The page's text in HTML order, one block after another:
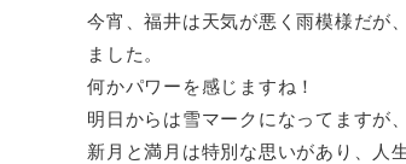
今宵、福井は天気が悪く雨模様だが
ました。
何かパワーを感じますね！
明日からは雪マークになってますが
新月と満月は特別な思いがあり、人